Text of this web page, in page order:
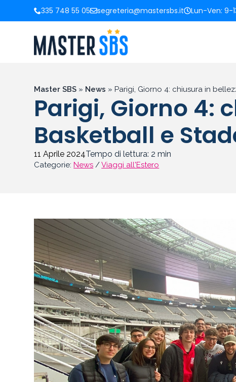
335 748 55 05 segreteria@mastersbs.it Lun-Ven: 9-
Master SBS » News » Parigi, Giorno 4: chiusura in
Parigi, Giorno 4:
Basketball e
11 Aprile 2024Tempo di lettura: 2 min
Categorie:News /Viaggi all'Estero